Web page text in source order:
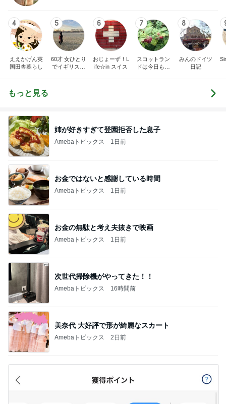
4
ええかげん英
国田舎暮らし
5
60才 女ひとり
でイギリスに
6
おじょーず！L
ife☆in スイス
7
スコットラン
ドは今日も曇
8
みんのドイツ
日記
もっと見る
姉が好きすぎて登園拒否した息子
Amebaトピックス 1日前
お金ではないと感謝している時間
Amebaトピックス 1日前
お金の無駄と考え夫抜きで映画
Amebaトピックス 1日前
次世代掃除機がやってきた！！
Amebaトピックス 16時間前
美奈代 大好評で形が綺麗なスカート
Amebaトピックス 2日前